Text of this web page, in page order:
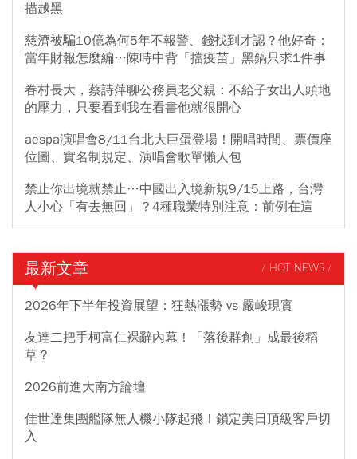
描越黑
慈濟被騙10億為何5年不報警、錢找到才認？他好奇：
當年財報怎麼編…陳時中背「擋疫苗」黑鍋只求1件事
眷村長大，蔡詩萍聊公務員老父親：不給子女出人頭地
的壓力，只要看到我在看書他就很開心
aespa演唱會8/11台北大巨蛋登場！開唱時間、票價座
位圖、實名制規定、演唱會歌單懶人包
禁止你出境就禁止…中國出入境新規9/15上路，台灣
人小心「有去無回」？4種職業特別注意：前例在這
最新文章 / HOT NEWS /
2026年下半年投資展望：狂熱漲勢 vs 嚴峻現實
友達二把手柯富仁裸辭內幕！「落後群創」成最後稻
草？
2026前進大南方論壇
佳世達集團艦隊無人機小隊起飛！鎖定美日頂級客戶切
入